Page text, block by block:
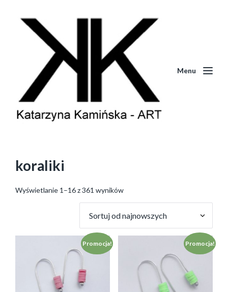
Menu
koraliki
Wyświetlanie 1–16 z 361 wyników
Promocja! Promocja!